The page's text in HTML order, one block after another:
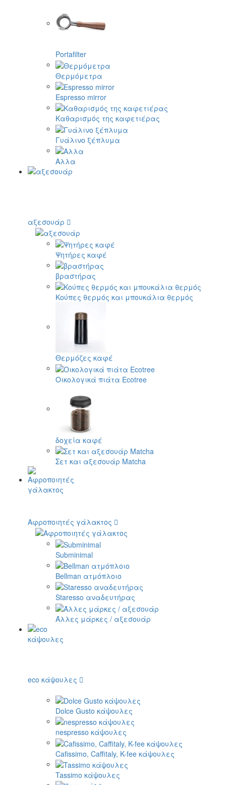
Portafilter
Θερμόμετρα
Espresso mirror
Καθαρισμός της καφετιέρας
Γυάλινο ξέπλυμα
Αλλα
αξεσουάρ
Ψητήρες καφέ
βραστήρας
Κούπες θερμός και μπουκάλια θερμός
Θερμόζες καφέ
Οικολογικά πιάτα Ecotree
δοχεία καφέ
Σετ και αξεσουάρ Matcha
Αφροποιητές γάλακτος
Subminimal
Bellman ατμόπλοιο
Staresso αναδευτήρας
Άλλες μάρκες / αξεσουάρ
eco κάψουλες